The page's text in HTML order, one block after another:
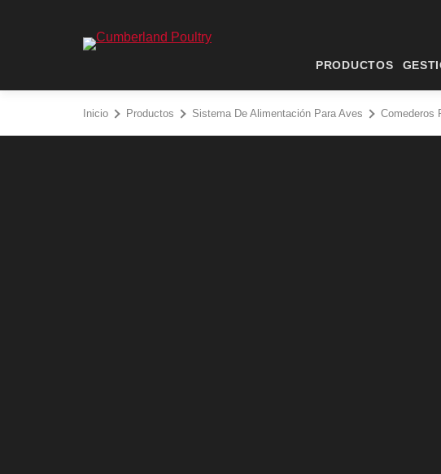
Cumberland Poultry - Go to homepage
PRODUCTOS
Inicio Productos Sistema De Alimentación Para Aves Comederos